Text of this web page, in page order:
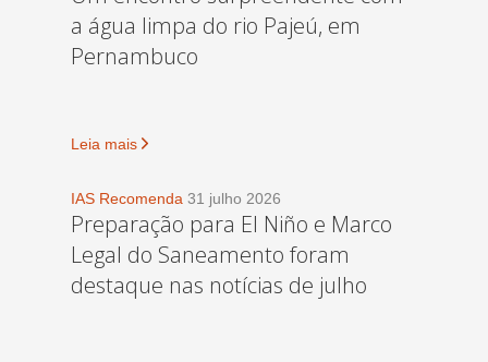
a água limpa do rio Pajeú, em
Pernambuco
Leia mais
IAS Recomenda 31 julho 2026
Preparação para El Niño e Marco
Legal do Saneamento foram
destaque nas notícias de julho